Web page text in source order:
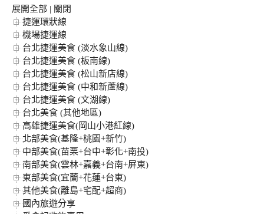
展開全部 | 關閉
捷運環狀線
機場捷運線
台北捷運美食 (淡水象山線)
台北捷運美食 (板南線)
台北捷運美食 (松山新店線)
台北捷運美食 (中和新蘆線)
台北捷運美食 (文湖線)
台北美食 (其他地區)
高雄捷運美食(岡山小港紅線)
北部美食(基隆+桃園+新竹)
中部美食(苗栗+台中+彰化+南投)
南部美食(雲林+嘉義+台南+屏東)
東部美食(宜蘭+花蓮+台東)
其他美食(離島+宅配+超商)
國內旅遊分享